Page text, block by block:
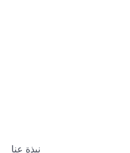
نبذة عنا